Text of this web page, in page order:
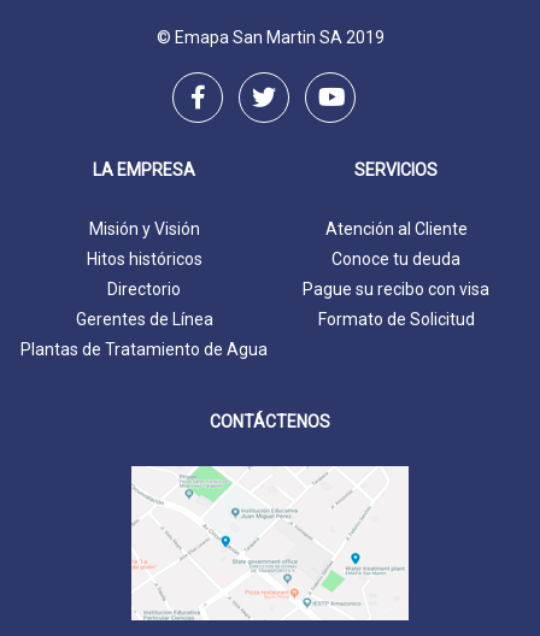
© Emapa San Martin SA 2019
LA EMPRESA
Misión y Visión
Hitos históricos
Directorio
Gerentes de Línea
Plantas de Tratamiento de Agua
SERVICIOS
Atención al Cliente
Conoce tu deuda
Pague su recibo con visa
Formato de Solicitud
CONTÁCTENOS